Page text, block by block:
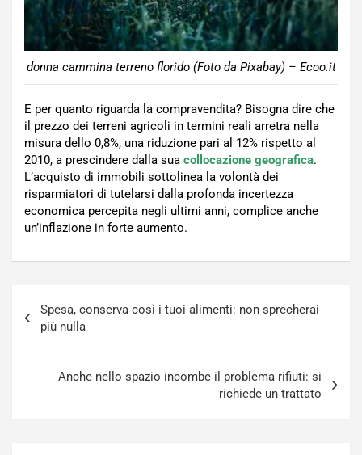
donna cammina terreno florido (Foto da Pixabay) – Ecoo.it
E per quanto riguarda la compravendita? Bisogna dire che
il prezzo dei terreni agricoli in termini reali arretra nella
misura dello 0,8%, una riduzione pari al 12% rispetto al
2010, a prescindere dalla sua collocazione geografica.
L’acquisto di immobili sottolinea la volontà dei
risparmiatori di tutelarsi dalla profonda incertezza
economica percepita negli ultimi anni, complice anche
un’inflazione in forte aumento.
articoli
Spesa, conserva così i tuoi alimenti: non sprecherai
più nulla
Anche nello spazio incombe il problema rifiuti: si
richiede un trattato